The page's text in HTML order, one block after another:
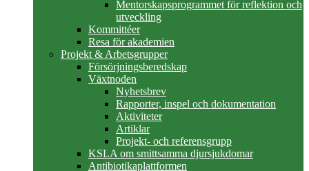
Mentorskapsprogrammet för reflektion och
utveckling
Kommittéer
Resa för akademien
Projekt & Arbetsgrupper
Försörjningsberedskap
Växtnoden
Nyhetsbrev
Rapporter, inspel och dokumentation
Aktiviteter
Artiklar
Projekt- och referensgrupp
KSLA om smittsamma djursjukdomar
Antibiotikaplattformen